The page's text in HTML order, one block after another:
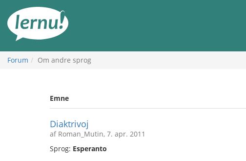
indholdet
Forum Om andre sprog
Emne
Diaktrivoj
af Roman_Mutin, 7. apr. 2011
Sprog: Esperanto